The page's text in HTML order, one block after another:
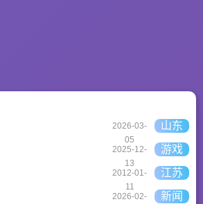
2026-03-
05
山东
2025-12-
13
游戏
2012-01-
11
江苏
2026-02-
新闻